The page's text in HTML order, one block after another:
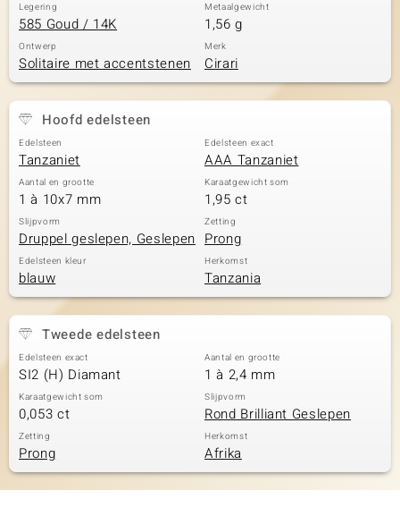
Legering
585 Goud / 14K
Metaalgewicht
1,56 g
Ontwerp
Solitaire met accentstenen
Merk
Cirari
Hoofd edelsteen
Edelsteen
Tanzaniet
Edelsteen exact
AAA Tanzaniet
Aantal en grootte
1 à 10x7 mm
Karaatgewicht som
1,95 ct
Slijpvorm
Druppel geslepen, Geslepen
Zetting
Prong
Edelsteen kleur
blauw
Herkomst
Tanzania
Tweede edelsteen
Edelsteen exact
SI2 (H) Diamant
Aantal en grootte
1 à 2,4 mm
Karaatgewicht som
0,053 ct
Slijpvorm
Rond Brilliant Geslepen
Zetting
Prong
Herkomst
Afrika